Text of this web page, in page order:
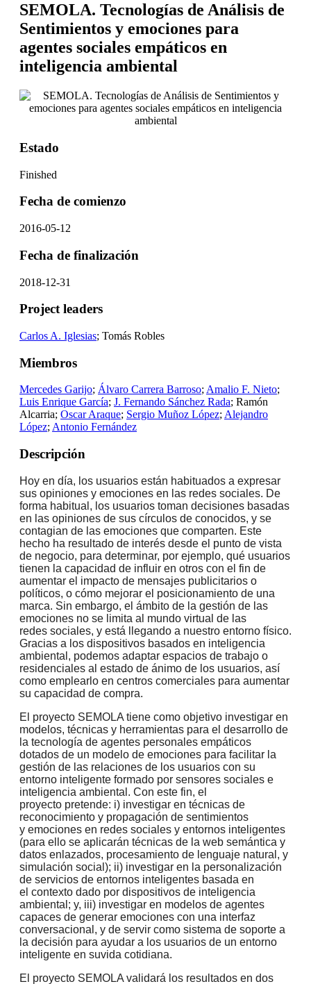
SEMOLA. Tecnologías de Análisis de
Sentimientos y emociones para
agentes sociales empáticos en
inteligencia ambiental
Estado
Finished
Fecha de comienzo
2016-05-12
Fecha de finalización
2018-12-31
Project leaders
Carlos A. Iglesias; Tomás Robles
Miembros
Mercedes Garijo; Álvaro Carrera Barroso;Amalio F. Nieto;
Luis Enrique García; J. Fernando Sánchez Rada; Ramón
Alcarria; Oscar Araque; Sergio Muñoz López;Alejandro
López;Antonio Fernández
Descripción
Hoy en día, los usuarios están habituados a expresar
sus opiniones y emociones en las redes sociales. De
forma habitual, los usuarios toman decisiones basadas
en las opiniones de sus círculos de conocidos, y se
contagian de las emociones que comparten. Este
hecho ha resultado de interés desde el punto de vista
de negocio, para determinar, por ejemplo, qué usuarios
tienen la capacidad de influir en otros con el fin de
aumentar el impacto de mensajes publicitarios o
políticos, o cómo mejorar el posicionamiento de una
marca. Sin embargo, el ámbito de la gestión de las
emociones no se limita al mundo virtual de las
redes sociales, y está llegando a nuestro entorno físico.
Gracias a los dispositivos basados en inteligencia
ambiental, podemos adaptar espacios de trabajo o
residenciales al estado de ánimo de los usuarios, así
como emplearlo en centros comerciales para aumentar
su capacidad de compra.
El proyecto SEMOLA tiene como objetivo investigar en
modelos, técnicas y herramientas para el desarrollo de
la tecnología de agentes personales empáticos
dotados de un modelo de emociones para facilitar la
gestión de las relaciones de los usuarios con su
entorno inteligente formado por sensores sociales e
inteligencia ambiental. Con este fin, el
proyecto pretende: i) investigar en técnicas de
reconocimiento y propagación de sentimientos
y emociones en redes sociales y entornos inteligentes
(para ello se aplicarán técnicas de la web semántica y
datos enlazados, procesamiento de lenguaje natural, y
simulación social); ii) investigar en la personalización
de servicios de entornos inteligentes basada en
el contexto dado por dispositivos de inteligencia
ambiental; y, iii) investigar en modelos de agentes
capaces de generar emociones con una interfaz
conversacional, y de servir como sistema de soporte a
la decisión para ayudar a los usuarios de un entorno
inteligente en suvida cotidiana.
El proyecto SEMOLA validará los resultados en dos